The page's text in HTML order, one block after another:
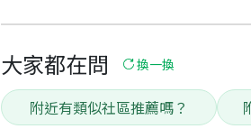
大家都在問 換一換
附近有類似社區推薦嗎？